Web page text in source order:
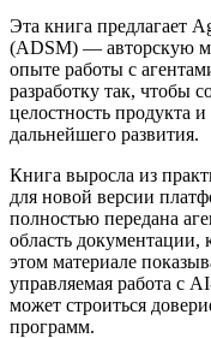
Эта книга предлагает
(ADSM) — авторскую
опыте работы с
разработку так, чтобы
целостность продукта
дальнейшего развития.
Книга выросла из
для новой версии
полностью передана
область документации,
этом материале
управляемая работа с
может строиться
программ.